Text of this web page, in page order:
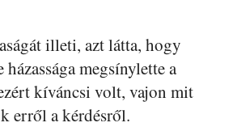
illeti, azt látta, hogy
megsínylette a
kíváncsi volt, vajon mit
erről a kérdésről.